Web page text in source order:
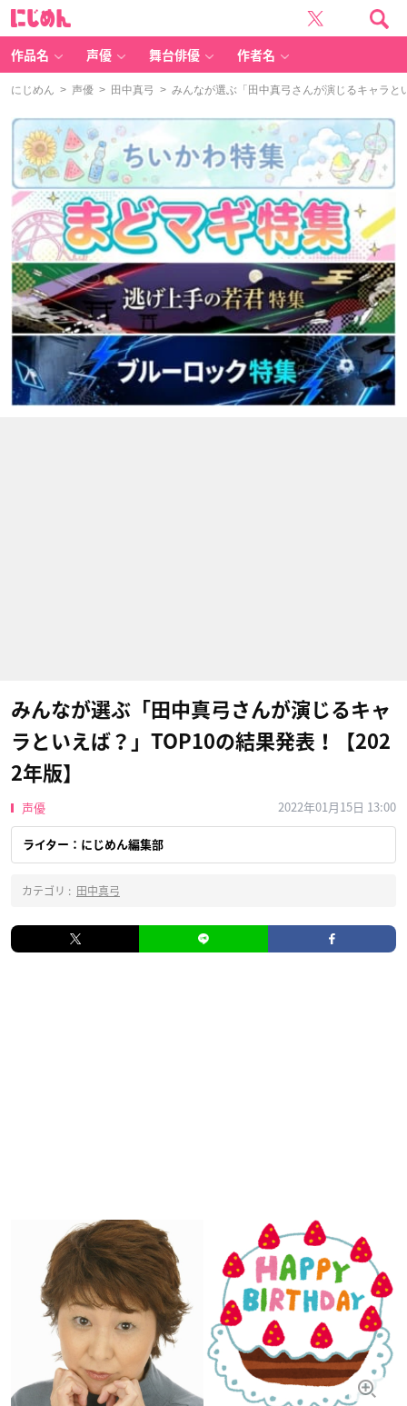
作品名 声優 舞台俳優 作者名
にじめん > 声優 > 田中真弓 > みんなが選ぶ「田中真弓さんが演じるキャラ
みんなが選ぶ「田中真弓さんが演じるキャ
ラといえば？」TOP10の結果発表！【202
2年版】
声優 2022年01月15日 13:00
ライター：にじめん編集部
カテゴリ : 田中真弓